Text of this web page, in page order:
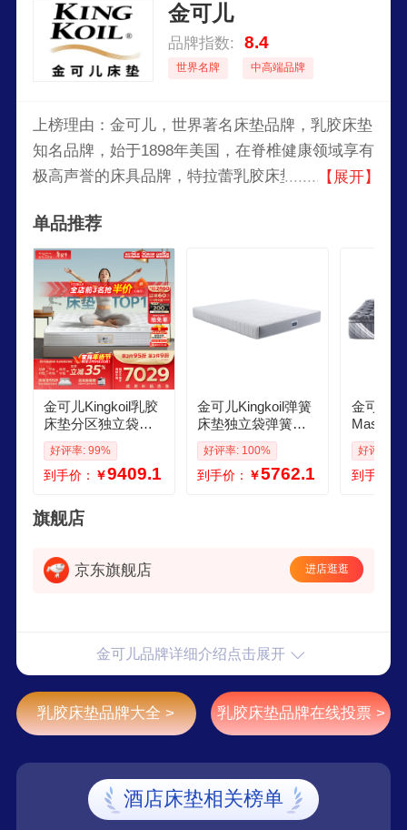
金可儿
品牌指数: 8.4
世界名牌 中高端品牌
上榜理由：金可儿，世界著名床垫品牌，乳胶床垫
知名品牌，始于1898年美国，在脊椎健康领域享有
极高声誉的床具品牌，特拉蕾乳胶床垫知名企业，
具制造商。
【展开】
单品推荐
金可儿Kingkoil乳胶
床垫分区独立袋弹
簧偏硬护脊18x2米
五星酒店护脊20升
级款 护脊30 S28cm
80200cm
好评率: 99%
到手价： ￥9409.1
金可儿Kingkoil弹簧
床垫独立袋弹簧偏
硬护脊18米2米五星
酒店睡感 切尔西 切
尔西 18020022cm
好评率: 100%
到手价： ￥5762.1
金可儿
Master
胶床垫
簧床垫
中
好评率:
到手价：
旗舰店
京东旗舰店 进店逛逛
金可儿品牌详细介绍点击展开
乳胶床垫品牌大全 > 乳胶床垫品牌在线投票 >
酒店床垫相关榜单